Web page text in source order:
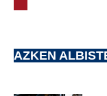
AZKEN